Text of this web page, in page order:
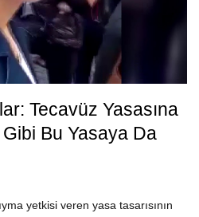
Tecavüz Yasasına
Bu Yasaya Da
yetkisi veren yasa tasarısının